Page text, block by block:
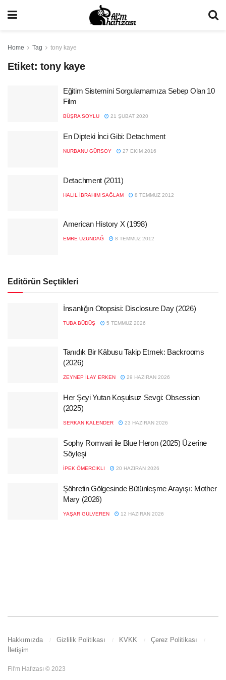
Home Tag tony kaye
Etiket: tony kaye
Eğitim Sistemini Sorgulamamıza Sebep Olan 10
Film
BÜŞRA SOYLU 21 ŞUBAT 2020
En Dipteki İnci Gibi: Detachment
NURBANU GÜRSOY 27 EKIM 2016
Detachment (2011)
HALIL İBRAHIM SAĞLAM 8 TEMMUZ 2012
American History X (1998)
EMRE UZUNDAĞ 8 TEMMUZ 2012
Editörün Seçtikleri
İnsanlığın Otopsisi: Disclosure Day (2026)
TUBA BÜDÜŞ 5 TEMMUZ 2026
Tanıdık Bir Kâbusu Takip Etmek: Backrooms
(2026)
ZEYNEP İLAY ERKEN 29 HAZIRAN 2026
Her Şeyi Yutan Koşulsuz Sevgi: Obsession
(2025)
SERKAN KALENDER 23 HAZIRAN 2026
Sophy Romvari ile Blue Heron (2025) Üzerine
Söyleşi
İPEK ÖMERCIKLI 20 HAZIRAN 2026
Şöhretin Gölgesinde Bütünleşme Arayışı: Mother
Mary (2026)
YAŞAR GÜLVEREN 12 HAZIRAN 2026
Hakkımızda Gizlilik Politikası KVKK
Çerez Politikası
İletişim
Fil'm Hafızası © 2023